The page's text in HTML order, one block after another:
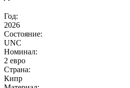
Год:
2026
Состояние:
UNC
Номинал:
​2 евро
Страна:
Кипр